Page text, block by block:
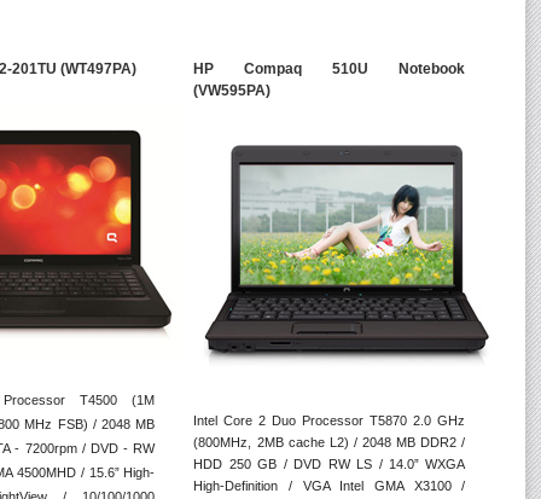
201TU (WT497PA)
T4500 (1M
MHz FSB) / 2048 MB
- 7200rpm / DVD - RW
4500MHD / 15.6” High-
HP Compaq 510U Notebook
(VW595PA)
Intel Core 2 Duo Processor T5870 2.0 GHz
(800MHz, 2MB cache L2) / 2048 MB DDR2 /
HDD 250 GB / DVD RW LS / 14.0” WXGA
High-Definition / VGA Intel GMA X3100 /